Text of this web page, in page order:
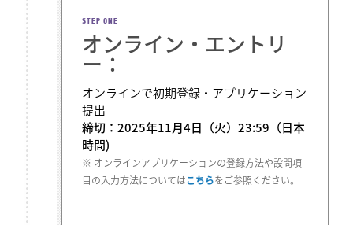
STEP ONE
オンライン・エントリ
ー：
オンラインで初期登録・アプリケーション
提出
締切：2025年11月4日（火）23:59（日本
時間)
※ オンラインアプリケーションの登録方法や設問項
目の入力方法についてはこちらをご参照ください。